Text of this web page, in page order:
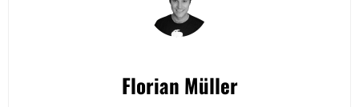
Florian Müller